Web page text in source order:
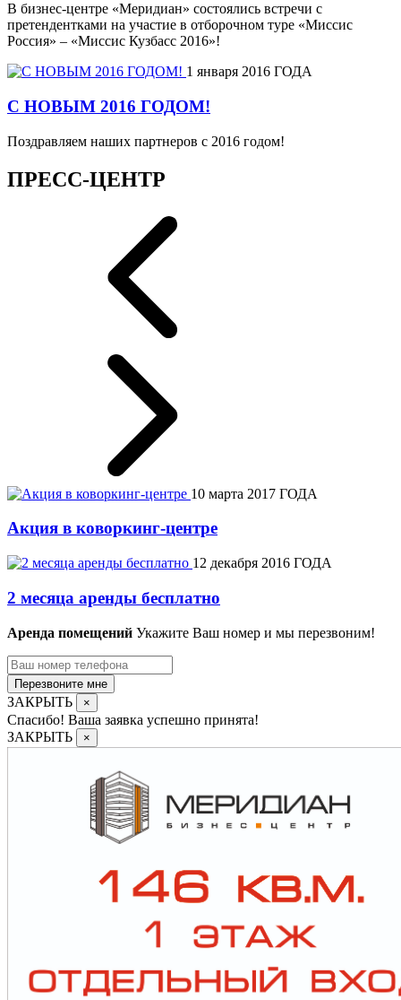
В бизнес-центре «Меридиан» состоялись встречи с
претендентками на участие в отборочном туре «Миссис
Россия» – «Миссис Кузбасс 2016»!
1 января 2016 ГОДА
С НОВЫМ 2016 ГОДОМ!
Поздравляем наших партнеров с 2016 годом!
ПРЕСС-ЦЕНТР
10 марта 2017 ГОДА
Акция в коворкинг-центре
12 декабря 2016 ГОДА
2 месяца аренды бесплатно
Аренда помещений Укажите Ваш номер и мы перезвоним!
Перезвоните мне
ЗАКРЫТЬ ×
Спасибо! Ваша заявка успешно принята!
ЗАКРЫТЬ
×